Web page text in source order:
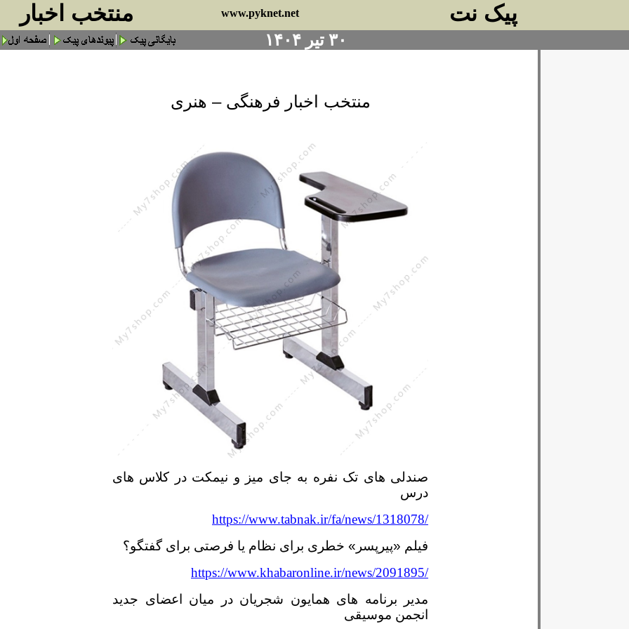
منتخب اخبار www.pyknet.net پیک نت
۳۰ تیر ۱۴۰۴
منتخب اخبار فرهنگی – هنری
صندلی های تک نفره به جای میز و نیمکت در کلاس های
درس
https://www.tabnak.ir/fa/news/1318078/
فیلم «پیرپسر» خطری برای نظام یا فرصتی برای گفتگو؟
https://www.khabaronline.ir/news/2091895/
مدیر برنامه های همایون شجریان در میان اعضای جدید
انجمن موسیقی